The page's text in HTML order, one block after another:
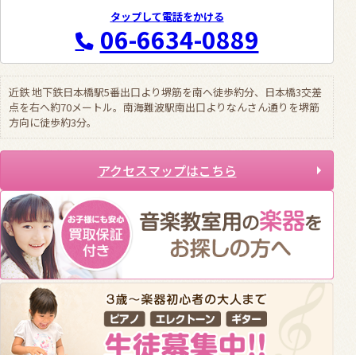
タップして電話をかける
06-6634-0889
近鉄 地下鉄日本橋駅5番出口より堺筋を南へ徒歩約分、日本橋3交差
点を右へ約70メートル。南海難波駅南出口よりなんさん通りを堺筋
方向に徒歩約3分。
アクセスマップはこちら